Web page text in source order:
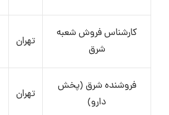
کارشناس فروش شعبه
شرق
تهران
فروشنده شرق (پخش
دارو)
تهران